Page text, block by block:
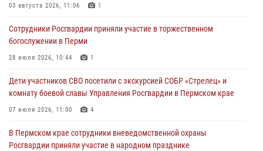
Юные защитники порядка: росгвардейцы провели день в клубе
24 июля 2026, 08:43
03 августа 2026, 11:06 1
Сотрудники Росгвардии приняли участие в торжественном
богослужении в Перми
28 июля 2026, 10:44 1
Дети участников СВО посетили с экскурсией СОБР «Стрелец» и
комнату боевой славы Управления Росгвардии в Пермском крае
07 июля 2026, 11:00 4
В Пермском крае сотрудники вневедомственной охраны
Росгвардии приняли участие в народном празднике